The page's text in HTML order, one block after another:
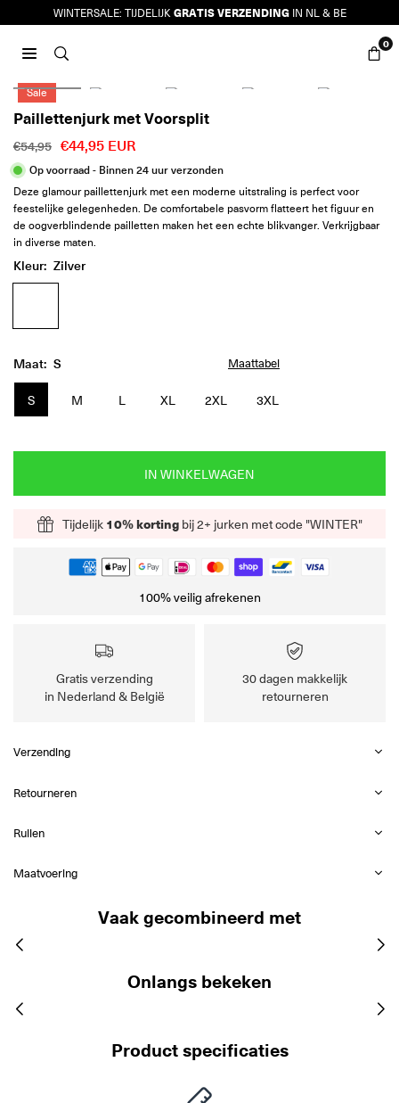
naar
inhoud
WINTERSALE: TIJDELIJKGRATIS VERZENDINGIN NL & BE
0
Sale
Paillettenjurk met Voorsplit
Reguliere
prijs
€54,95 €44,95 EUR
Op voorraad - Binnen 24 uur verzonden
Deze glamour paillettenjurk met een moderne uitstraling is perfect voor
feestelijke gelegenheden. De comfortabele pasvorm flatteert het figuur en
de oogverblindende pailletten maken het een echte blikvanger. Verkrijgbaar
in diverse maten.
Kleur: Zilver
Maat: S Maattabel
S M L XL 2XL 3XL
IN WINKELWAGEN
Tijdelijk 10% kortingbij 2+ jurken met code "WINTER"
100% veilig afrekenen
Gratis verzending
in Nederland & België
30 dagen makkelijk
retourneren
Verzending
Retourneren
Ruilen
Maatvoering
Vaak gecombineerd met
Onlangs bekeken
Product specificaties